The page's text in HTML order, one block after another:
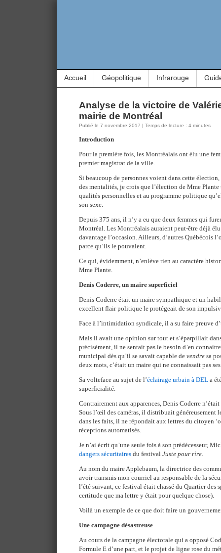
Accueil Géopolitique Infrarouge
Analyse de la victoire de
mairie de Montréal
Publié le 7 novembre 2017 | Temps de lecture : 4 minutes
Introduction
Pour la première fois, les Montréalais ont élu une
premier magistrat de la ville.
Si beaucoup de personnes voient dans cette
des mentalités, je crois que l’élection de Mme
qualités personnelles et au programme politique
son sexe.
Depuis 375 ans, il n’y a eu que deux femmes qui
Montréal. Les Montréalais auraient peut-être déjà élu
davantage l’occasion. Ailleurs, d’autres Québécois
parce qu’ils le pouvaient.
Ce qui, évidemment, n’enlève rien au caractère
Mme Plante.
Denis Coderre, un maire superficiel
Denis Coderre était un maire sympathique et un
excellent flair politique le protégeait de son
Face à l’intimidation syndicale, il a su faire preuve
Mais il avait une opinion sur tout et s’éparpillait
précisément, il ne sentait pas le besoin d’en
municipal dès qu’il se savait capable de vendre sa
deux mots, c’était un maire qui ne connaissait pas
Sa volteface au sujet de l’éclairage urbain à DEL a
superficialité.
Contrairement aux apparences, Denis Coderre
Sous l’œil des caméras, il distribuait généreusement
dans les faits, il ne répondait aux lettres du citoyen
réceptions automatisés.
Je n’ai écrit qu’une seule fois à son prédécesseur,
dangers sécuritaires du festival Juste pour rire.
Au nom du maire Applebaum, la directrice des
avoir transmis mon courriel au responsable de la
l’été suivant, ce festival était chassé du Quartier des
certitude que ma lettre y était pour quelque chose).
Voilà un exemple de ce que doit faire un
Une campagne désastreuse
Au cours de la campagne électorale qui a opposé
Formule E d’une part, et le projet de ligne rose du